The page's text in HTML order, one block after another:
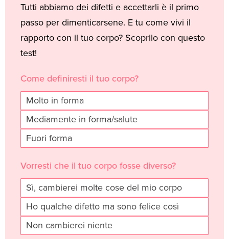
il
tuo
corpo
Tutti abbiamo dei difetti e accettarli è il primo
passo per dimenticarsene. E tu come vivi il
rapporto con il tuo corpo? Scoprilo con questo
test!
Come definiresti il tuo corpo?
Molto in forma
Mediamente in forma/salute
Fuori forma
Vorresti che il tuo corpo fosse diverso?
Sì, cambierei molte cose del mio corpo
Ho qualche difetto ma sono felice così
Non cambierei niente
I
f
y
r
h
u
m